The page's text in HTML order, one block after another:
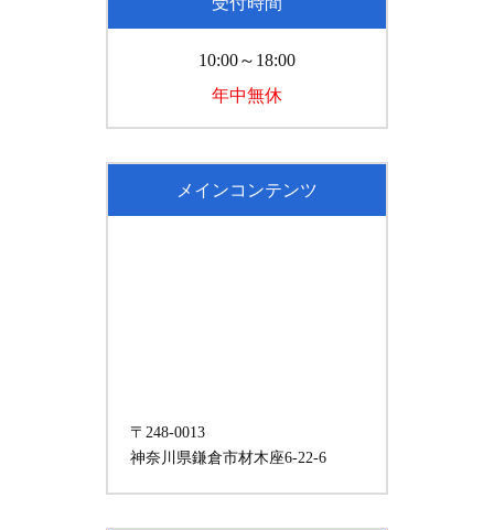
10:00～18:00
年中無休
メインコンテンツ
〒248-0013
神奈川県鎌倉市材木座6-22-6